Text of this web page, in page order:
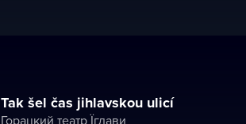
Tak šel čas jihlavskou ulicí
Горацкий театр Їглави